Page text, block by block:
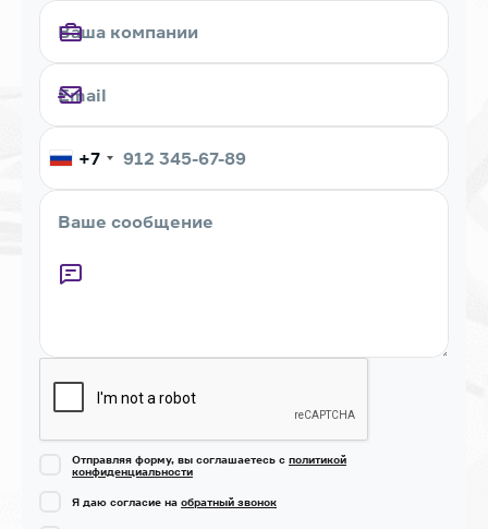
+7
Отправляя форму, вы соглашаетесь с политикой
конфиденциальности
Я даю согласие на обратный звонок